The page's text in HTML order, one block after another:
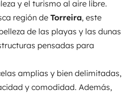
y el turismo al aire libre.
región de Torreira, este
de las playas y las dunas
pensadas para
amplias y bien delimitadas,
y comodidad. Además,